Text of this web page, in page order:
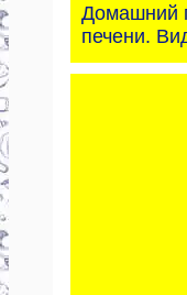
Домашний
печени.